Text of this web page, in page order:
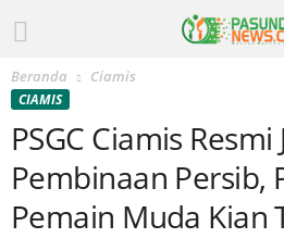
Beranda Ciamis
CIAMIS
PSGC Ciamis
Pembinaan Persib,
Pemain Muda Kian